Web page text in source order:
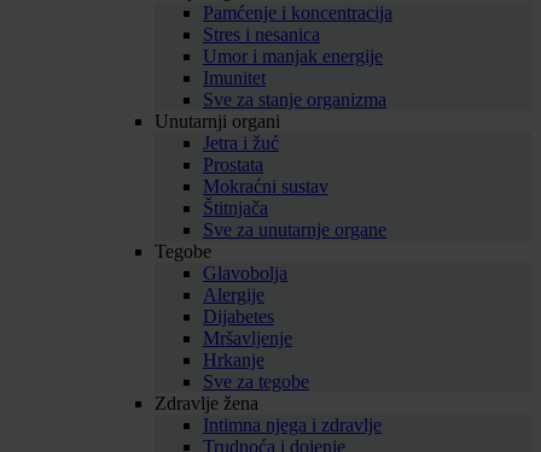
Pamćenje i koncentracija
Stres i nesanica
Umor i manjak energije
Imunitet
Sve za stanje organizma
Unutarnji organi
Jetra i žuć
Prostata
Mokraćni sustav
Štitnjača
Sve za unutarnje organe
Tegobe
Glavobolja
Alergije
Dijabetes
Mršavljenje
Hrkanje
Sve za tegobe
Zdravlje žena
Intimna njega i zdravlje
Trudnoća i dojenje